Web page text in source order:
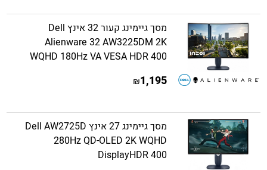
מסך גיימינג קעור 32 אינץ Dell
Alienware 32 AW3225DM 2K
WQHD 180Hz VA VESA HDR 400
1,195
₪
מסך גיימינג 27 אינץ Dell AW2725D
280Hz QD-OLED 2K WQHD
DisplayHDR 400